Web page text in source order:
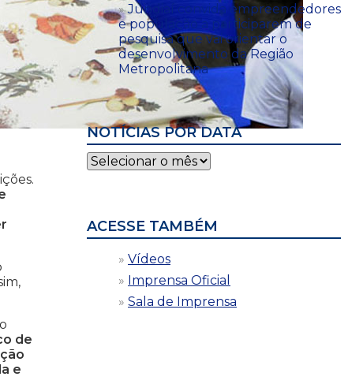
de
e
Jundiaí convida empreendedores
e população a participarem de
pesquisa que vai orientar o
desenvolvimento da Região
Metropolitana
NOTÍCIAS POR DATA
Notícias
por
ACESSE TAMBÉM
Vídeos
Imprensa Oficial
Sala de Imprensa